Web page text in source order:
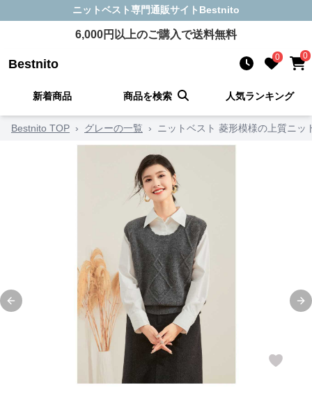
ニットベスト専門通販サイト Bestnito
6,000円以上のご購入で送料無料
Bestnito 0 0
新着商品 商品を検索 人気ランキング
Bestnito TOP › グレーの一覧 › ニットベスト 菱形模様の上質ニッ
Previous slide